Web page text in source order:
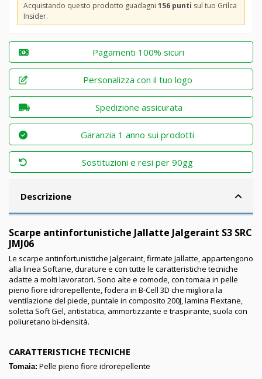
Acquistando questo prodotto guadagni 156 punti sul tuo Grilca
Insider.
Pagamenti 100% sicuri
Personalizza con il tuo logo
Spedizione assicurata
Garanzia 1 anno sui prodotti
Sostituzioni e resi per 90gg
Descrizione
Scarpe antinfortunistiche Jallatte Jalgeraint S3 SRC
JMJ06
Le scarpe antinfortunistiche Jalgeraint, firmate Jallatte, appartengono
alla linea Softane, durature e con tutte le caratteristiche tecniche
adatte a molti lavoratori. Sono alte e comode, con tomaia in pelle
pieno fiore idrorepellente, fodera in B-Cell 3D che migliora la
ventilazione del piede, puntale in composito 200J, lamina Flextane,
soletta Soft Gel, antistatica, ammortizzante e traspirante, suola con
poliuretano bi-densità.
CARATTERISTICHE TECNICHE
Tomaia: Pelle pieno fiore idrorepellente